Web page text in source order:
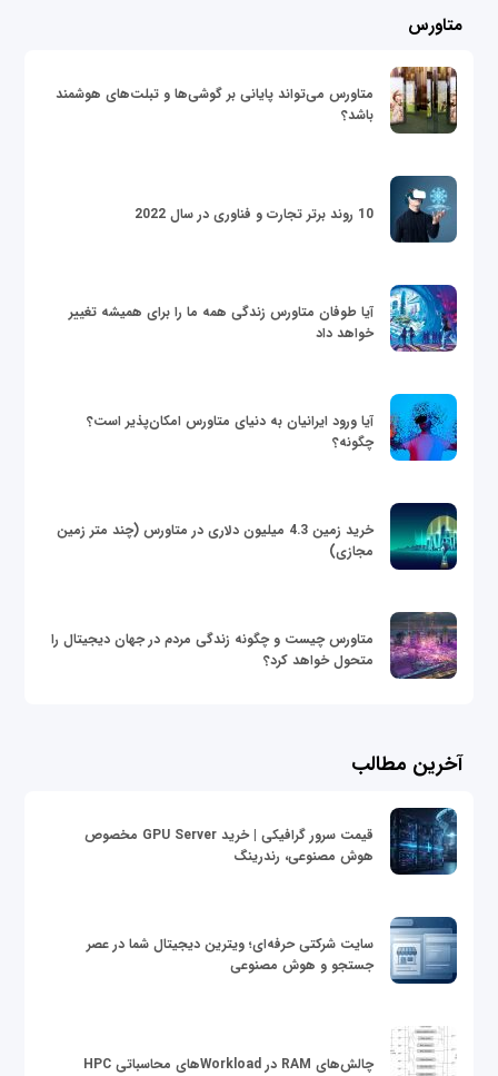
متاورس
متاورس می‌تواند پایانی بر گوشی‌ها و تبلت‌های هوشمند
باشد؟
10 روند برتر تجارت و فناوری در سال 2022
آیا طوفان متاورس زندگی همه ما را برای همیشه تغییر
خواهد داد
آیا ورود ایرانیان به دنیای متاورس امکان‌پذیر است؟
چگونه؟
خرید زمین 4.3 میلیون دلاری در متاورس (چند متر زمین
مجازی)
متاورس چیست و چگونه زندگی مردم در جهان دیجیتال را
متحول خواهد کرد؟
آخرین مطالب
قیمت سرور گرافیکی | خرید GPU Server مخصوص
هوش مصنوعی، رندرینگ
سایت شرکتی حرفه‌ای؛ ویترین دیجیتال شما در عصر
جستجو و هوش مصنوعی
چالش‌های RAM در Workloadهای محاسباتی HPC